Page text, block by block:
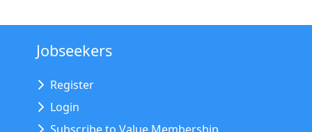
Jobseekers
Register
Login